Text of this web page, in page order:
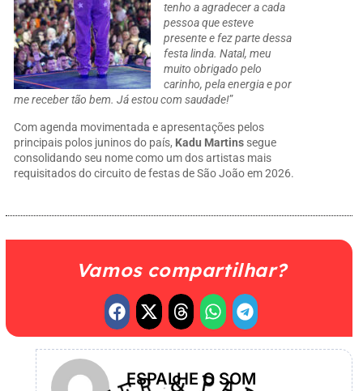
tenho a agradecer a cada
pessoa que esteve
presente e fez parte dessa
festa linda. Natal, meu
muito obrigado pelo
carinho, pela energia e por
me receber tão bem. Já estou com saudade!”
Com agenda movimentada e apresentações pelos
principais polos juninos do país, Kadu Martins segue
consolidando seu nome como um dos artistas mais
requisitados do circuito de festas de São João em 2026.
Vamos compartilhar?
ESPALHE O SOM